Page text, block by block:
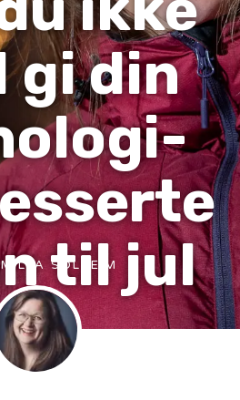
gi din
til jul
SOLHEIM